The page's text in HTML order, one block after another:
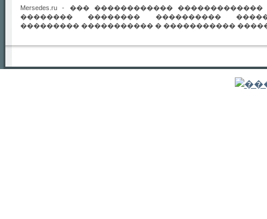
Mersedes.ru - ��� ������������
�������� �������� ����������
��������� ����������� � �����������